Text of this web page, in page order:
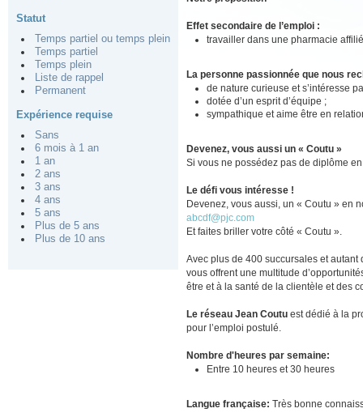
Statut
Temps partiel ou temps plein
Temps partiel
Temps plein
Liste de rappel
Permanent
Expérience requise
Sans
6 mois à 1 an
1 an
2 ans
3 ans
4 ans
5 ans
Plus de 5 ans
Plus de 10 ans
Effet secondaire de l’emploi :
travailler dans une pharmacie
La personne passionnée que nous
de nature curieuse et s’intéresse
dotée d’un esprit d’équipe ;
sympathique et aime être en
Devenez, vous aussi un « Coutu »
Si vous ne possédez pas de diplôme
Le défi vous intéresse !
Devenez, vous aussi, un « Coutu » en
abcdf@pjc.com
Et faites briller votre côté « Coutu ».
Avec plus de 400 succursales et
vous offrent une multitude
être et à la santé de la clientèle et des
Le réseau Jean Coutu est dédié à la
pour l’emploi postulé.
Nombre d'heures par semaine:
Entre 10 heures et 30 heures
Langue française: Très bonne